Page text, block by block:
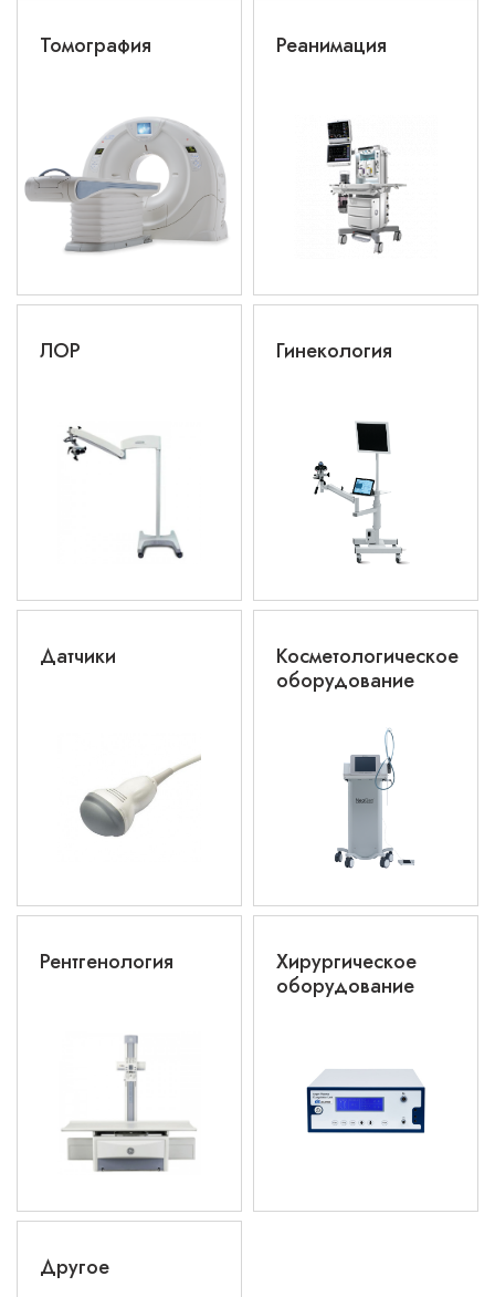
Томография Реанимация
ЛОР Гинекология
Датчики
Косметологическое
оборудование
Рентгенология
Хирургическое
оборудование
Другое